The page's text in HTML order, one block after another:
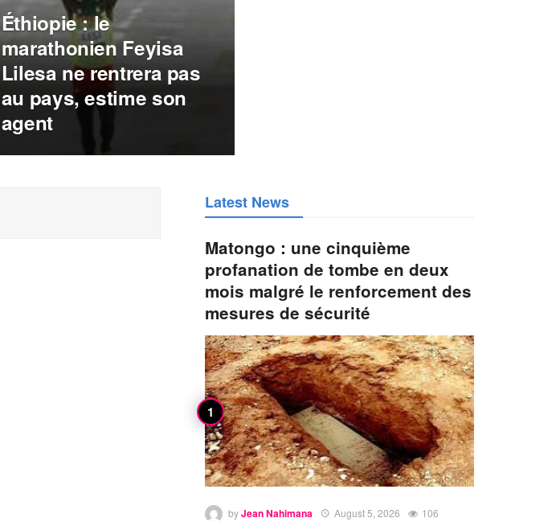
Éthiopie : le
marathonien Feyisa
Lilesa ne rentrera pas
au pays, estime son
agent
Latest News
Matongo : une cinquième
profanation de tombe en deux
mois malgré le renforcement des
mesures de sécurité
byJean Nahimana August 5, 2026 106